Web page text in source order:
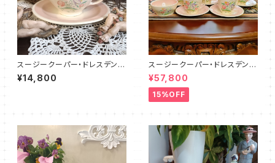
スージークーパー・ドレスデンス
プレイ・C&S（ピンク）SCDR00
52
¥14,800
スージークーパー・ドレスデンス
プレイ・フルセット（ピンク）SCD
R9003
¥57,800
15%OFF